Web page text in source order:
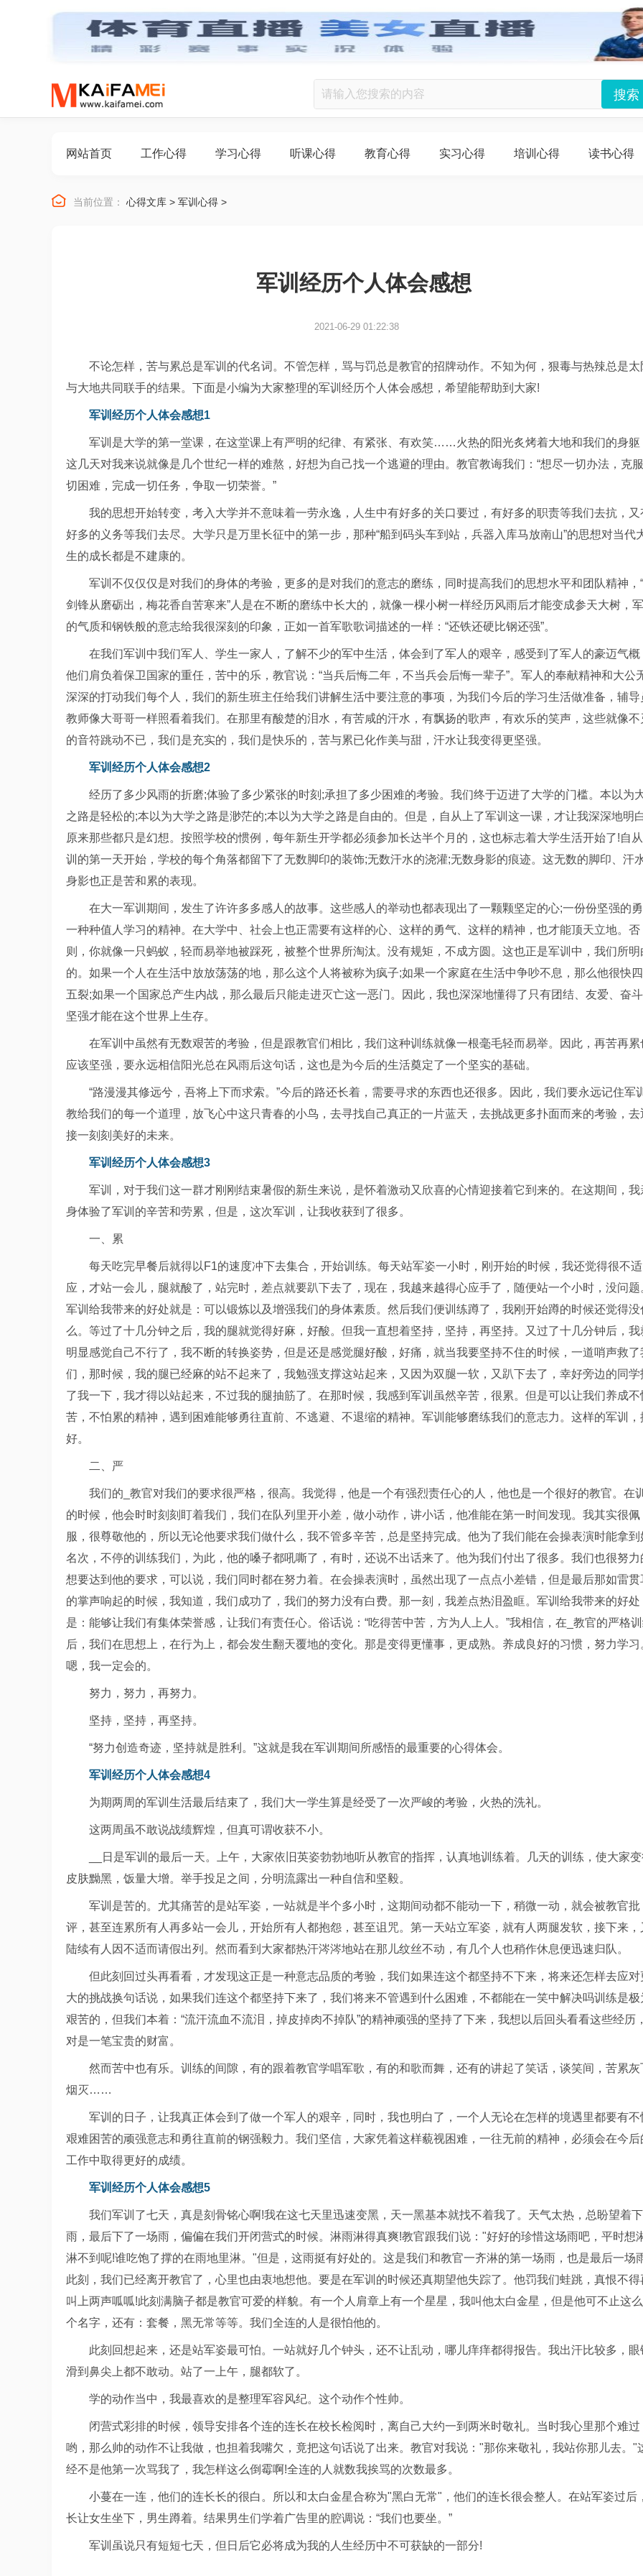
网站首页 工作心得 学习心得 听课心得 教育心得 实习心得 培训心得 读书心得
 当前位置： 心得文库 > 军训心得 >
军训经历个人体会感想
2021-06-29 01:22:38
不论怎样，苦与累总是军训的代名词。不管怎样，骂与罚总是教官的招牌动作。不知为何，狠毒与热辣总是太
与大地共同联手的结果。下面是小编为大家整理的军训经历个人体会感想，希望能帮助到大家!
军训经历个人体会感想1
军训是大学的第一堂课，在这堂课上有严明的纪律、有紧张、有欢笑……火热的阳光炙烤着大地和我们的身躯
这几天对我来说就像是几个世纪一样的难熬，好想为自己找一个逃避的理由。教官教诲我们：“想尽一切办法，克
切困难，完成一切任务，争取一切荣誉。”
我的思想开始转变，考入大学并不意味着一劳永逸，人生中有好多的关口要过，有好多的职责等我们去抗，又
好多的义务等我们去尽。大学只是万里长征中的第一步，那种“船到码头车到站，兵器入库马放南山”的思想对当代
生的成长都是不建康的。
军训不仅仅仅是对我们的身体的考验，更多的是对我们的意志的磨练，同时提高我们的思想水平和团队精神，
剑锋从磨砺出，梅花香自苦寒来”人是在不断的磨练中长大的，就像一棵小树一样经历风雨后才能变成参天大树，军
的气质和钢铁般的意志给我很深刻的印象，正如一首军歌歌词描述的一样：“还铁还硬比钢还强”。
在我们军训中我们军人、学生一家人，了解不少的军中生活，体会到了军人的艰辛，感受到了军人的豪迈气概
他们肩负着保卫国家的重任，苦中的乐，教官说：“当兵后悔二年，不当兵会后悔一辈子”。军人的奉献精神和大公
深深的打动我们每个人，我们的新生班主任给我们讲解生活中要注意的事项，为我们今后的学习生活做准备，辅导
教师像大哥哥一样照看着我们。在那里有酸楚的泪水，有苦咸的汗水，有飘扬的歌声，有欢乐的笑声，这些就像不
的音符跳动不已，我们是充实的，我们是快乐的，苦与累已化作美与甜，汗水让我变得更坚强。
军训经历个人体会感想2
经历了多少风雨的折磨;体验了多少紧张的时刻;承担了多少困难的考验。我们终于迈进了大学的门槛。本以为
之路是轻松的;本以为大学之路是渺茫的;本以为大学之路是自由的。但是，自从上了军训这一课，才让我深深地明白
原来那些都只是幻想。按照学校的惯例，每年新生开学都必须参加长达半个月的，这也标志着大学生活开始了!自
训的第一天开始，学校的每个角落都留下了无数脚印的装饰;无数汗水的浇灌;无数身影的痕迹。这无数的脚印、汗水
身影也正是苦和累的表现。
在大一军训期间，发生了许许多多感人的故事。这些感人的举动也都表现出了一颗颗坚定的心;一份份坚强的
一种种值人学习的精神。在大学中、社会上也正需要有这样的心、这样的勇气、这样的精神，也才能顶天立地。否
则，你就像一只蚂蚁，轻而易举地被踩死，被整个世界所淘汰。没有规矩，不成方圆。这也正是军训中，我们所明
的。如果一个人在生活中放放荡荡的地，那么这个人将被称为疯子;如果一个家庭在生活中争吵不息，那么他很快
五裂;如果一个国家总产生内战，那么最后只能走进灭亡这一恶门。因此，我也深深地懂得了只有团结、友爱、奋斗
坚强才能在这个世界上生存。
在军训中虽然有无数艰苦的考验，但是跟教官们相比，我们这种训练就像一根毫毛轻而易举。因此，再苦再累
应该坚强，要永远相信阳光总在风雨后这句话，这也是为今后的生活奠定了一个坚实的基础。
“路漫漫其修远兮，吾将上下而求索。”今后的路还长着，需要寻求的东西也还很多。因此，我们要永远记住军
教给我们的每一个道理，放飞心中这只青春的小鸟，去寻找自己真正的一片蓝天，去挑战更多扑面而来的考验，去
接一刻刻美好的未来。
军训经历个人体会感想3
军训，对于我们这一群才刚刚结束暑假的新生来说，是怀着激动又欣喜的心情迎接着它到来的。在这期间，我
身体验了军训的辛苦和劳累，但是，这次军训，让我收获到了很多。
一、累
每天吃完早餐后就得以F1的速度冲下去集合，开始训练。每天站军姿一小时，刚开始的时候，我还觉得很不适
应，才站一会儿，腿就酸了，站完时，差点就要趴下去了，现在，我越来越得心应手了，随便站一个小时，没问题
军训给我带来的好处就是：可以锻炼以及增强我们的身体素质。然后我们便训练蹲了，我刚开始蹲的时候还觉得没
么。等过了十几分钟之后，我的腿就觉得好麻，好酸。但我一直想着坚持，坚持，再坚持。又过了十几分钟后，我
明显感觉自己不行了，我不断的转换姿势，但是还是感觉腿好酸，好痛，就当我要坚持不住的时候，一道哨声救了
们，那时候，我的腿已经麻的站不起来了，我勉强支撑这站起来，又因为双腿一软，又趴下去了，幸好旁边的同学
了我一下，我才得以站起来，不过我的腿抽筋了。在那时候，我感到军训虽然辛苦，很累。但是可以让我们养成不
苦，不怕累的精神，遇到困难能够勇往直前、不逃避、不退缩的精神。军训能够磨练我们的意志力。这样的军训，
好。
二、严
我们的_教官对我们的要求很严格，很高。我觉得，他是一个有强烈责任心的人，他也是一个很好的教官。在
的时候，他会时时刻刻盯着我们，我们在队列里开小差，做小动作，讲小话，他准能在第一时间发现。我其实很佩
服，很尊敬他的，所以无论他要求我们做什么，我不管多辛苦，总是坚持完成。他为了我们能在会操表演时能拿到
名次，不停的训练我们，为此，他的嗓子都吼嘶了，有时，还说不出话来了。他为我们付出了很多。我们也很努力
想要达到他的要求，可以说，我们同时都在努力着。在会操表演时，虽然出现了一点点小差错，但是最后那如雷贯
的掌声响起的时候，我知道，我们成功了，我们的努力没有白费。那一刻，我差点热泪盈眶。军训给我带来的好处
是：能够让我们有集体荣誉感，让我们有责任心。俗话说：“吃得苦中苦，方为人上人。”我相信，在_教官的严格
后，我们在思想上，在行为上，都会发生翻天覆地的变化。那是变得更懂事，更成熟。养成良好的习惯，努力学习
嗯，我一定会的。
努力，努力，再努力。
坚持，坚持，再坚持。
“努力创造奇迹，坚持就是胜利。”这就是我在军训期间所感悟的最重要的心得体会。
军训经历个人体会感想4
为期两周的军训生活最后结束了，我们大一学生算是经受了一次严峻的考验，火热的洗礼。
这两周虽不敢说战绩辉煌，但真可谓收获不小。
__日是军训的最后一天。上午，大家依旧英姿勃勃地听从教官的指挥，认真地训练着。几天的训练，使大家
皮肤黝黑，饭量大增。举手投足之间，分明流露出一种自信和坚毅。
军训是苦的。尤其痛苦的是站军姿，一站就是半个多小时，这期间动都不能动一下，稍微一动，就会被教官批
评，甚至连累所有人再多站一会儿，开始所有人都抱怨，甚至诅咒。第一天站立军姿，就有人两腿发软，接下来，
陆续有人因不适而请假出列。然而看到大家都热汗涔涔地站在那儿纹丝不动，有几个人也稍作休息便迅速归队。
但此刻回过头再看看，才发现这正是一种意志品质的考验，我们如果连这个都坚持不下来，将来还怎样去应对
大的挑战换句话说，如果我们连这个都坚持下来了，我们将来不管遇到什么困难，不都能在一笑中解决吗训练是极
艰苦的，但我们本着：“流汗流血不流泪，掉皮掉肉不掉队”的精神顽强的坚持了下来，我想以后回头看看这些经历
对是一笔宝贵的财富。
然而苦中也有乐。训练的间隙，有的跟着教官学唱军歌，有的和歌而舞，还有的讲起了笑话，谈笑间，苦累灰
烟灭……
军训的日子，让我真正体会到了做一个军人的艰辛，同时，我也明白了，一个人无论在怎样的境遇里都要有不
艰难困苦的顽强意志和勇往直前的钢强毅力。我们坚信，大家凭着这样藐视困难，一往无前的精神，必须会在今后
工作中取得更好的成绩。
军训经历个人体会感想5
我们军训了七天，真是刻骨铭心啊!我在这七天里迅速变黑，天一黑基本就找不着我了。天气太热，总盼望着下
雨，最后下了一场雨，偏偏在我们开闭营式的时候。淋雨淋得真爽!教官跟我们说："好好的珍惜这场雨吧，平时想
淋不到呢!谁吃饱了撑的在雨地里淋。"但是，这雨挺有好处的。这是我们和教官一齐淋的第一场雨，也是最后一场
此刻，我们已经离开教官了，心里也由衷地想他。要是在军训的时候还真期望他失踪了。他罚我们蛙跳，真恨不得
叫上两声呱呱!此刻满脑子都是教官可爱的样貌。有一个人肩章上有一个星星，我叫他太白金星，但是他可不止这
个名字，还有：套餐，黑无常等等。我们全连的人是很怕他的。
此刻回想起来，还是站军姿最可怕。一站就好几个钟头，还不让乱动，哪儿痒痒都得报告。我出汗比较多，眼
滑到鼻尖上都不敢动。站了一上午，腿都软了。
学的动作当中，我最喜欢的是整理军容风纪。这个动作个性帅。
闭营式彩排的时候，领导安排各个连的连长在校长检阅时，离自己大约一到两米时敬礼。当时我心里那个难过
哟，那么帅的动作不让我做，也担着我嘴欠，竟把这句话说了出来。教官对我说："那你来敬礼，我站你那儿去。"
经不是他第一次骂我了，我怎样这么倒霉啊!全连的人就数我挨骂的次数最多。
小蔓在一连，他们的连长长的很白。所以和太白金星合称为"黑白无常"，他们的连长很会整人。在站军姿过后
长让女生坐下，男生蹲着。结果男生们学着广告里的腔调说：“我们也要坐。”
军训虽说只有短短七天，但日后它必将成为我的人生经历中不可获缺的一部分!